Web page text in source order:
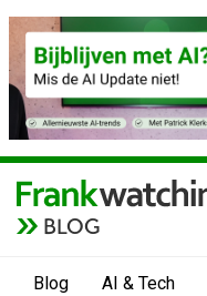
BLOG
Blog AI & Tech